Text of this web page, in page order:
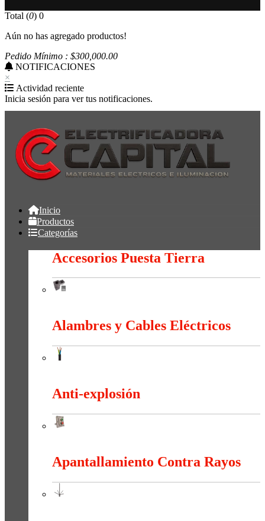
Total (0) 0
Aún no has agregado productos!
Pedido Mínimo : $300,000.00
NOTIFICACIONES
×
Actividad reciente
Inicia sesión para ver tus notificaciones.
Inicio
Productos
Categorías
Accesorios Puesta Tierra
Alambres y Cables Eléctricos
Anti-explosión
Apantallamiento Contra Rayos